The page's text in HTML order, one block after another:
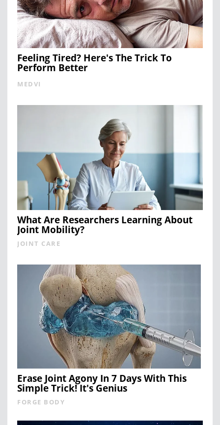
Feeling Tired? Here's The Trick To
Perform Better
MEDVI
What Are Researchers Learning About
Joint Mobility?
JOINT CARE
Erase Joint Agony In 7 Days With This
Simple Trick! It's Genius
FORGE BODY